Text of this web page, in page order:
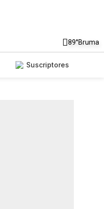
89°Bruma
Suscriptores